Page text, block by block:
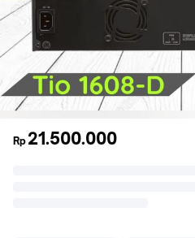
Rp 21.500.000